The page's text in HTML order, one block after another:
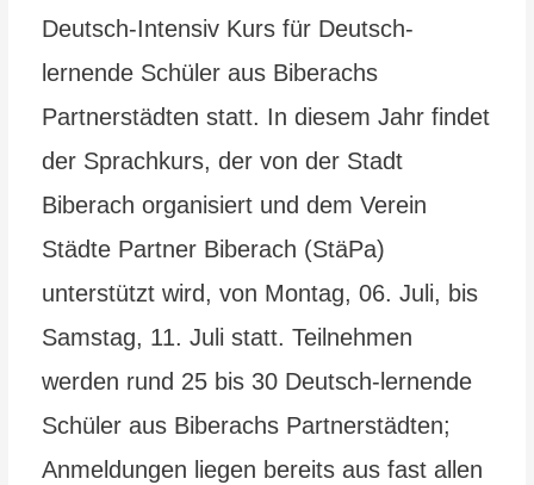
Deutsch-Intensiv Kurs für Deutsch-
lernende Schüler aus Biberachs
Partnerstädten statt. In diesem Jahr findet
der Sprachkurs, der von der Stadt
Biberach organisiert und dem Verein
Städte Partner Biberach (StäPa)
unterstützt wird, von Montag, 06. Juli, bis
Samstag, 11. Juli statt. Teilnehmen
werden rund 25 bis 30 Deutsch-lernende
Schüler aus Biberachs Partnerstädten;
Anmeldungen liegen bereits aus fast allen